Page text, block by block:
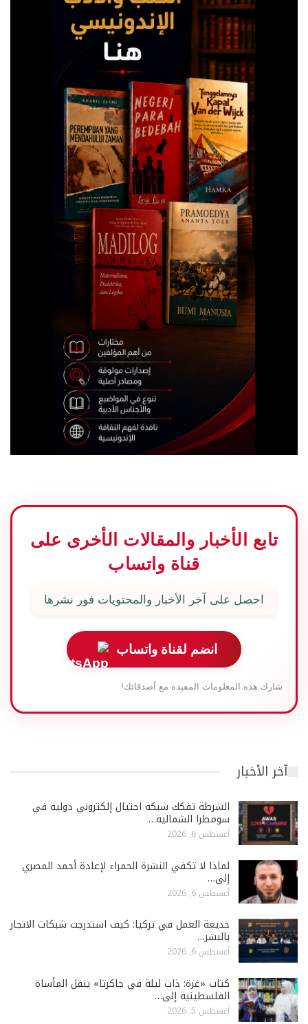
تابع الأخبار والمقالات الأخرى على
قناة واتساب
احصل على آخر الأخبار والمحتويات فور نشرها
انضم لقناة واتساب
شارك هذه المعلومات المفيدة مع أصدقائك!
آخر الأخبار
الشرطة تفكك شبكة احتيال إلكتروني دولية في
سومطرا الشمالية…
أغسطس 6, 2026
لماذا لا تكفي النشرة الحمراء لإعادة أحمد المصري
إلى…
أغسطس 6, 2026
خديعة العمل في تركيا: كيف استدرجت شبكات الاتجار
بالبشر…
أغسطس 6, 2026
كتاب «غزة: ذات ليلة في جاكرتا» ينقل المأساة
الفلسطينية إلى…
أغسطس 5, 2026